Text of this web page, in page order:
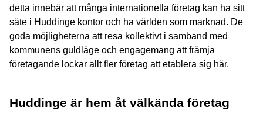
detta innebär att många internationella företag kan ha sitt
säte i Huddinge kontor och ha världen som marknad. De
goda möjligheterna att resa kollektivt i samband med
kommunens guldläge och engagemang att främja
företagande lockar allt fler företag att etablera sig här.
Huddinge är hem åt välkända företag